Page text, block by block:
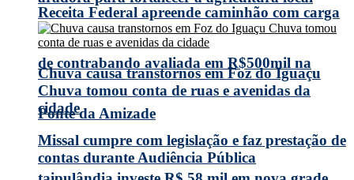
Receita Federal apreende caminhão com carga
de contrabando avaliada em R$500mil na
Ponte da Amizade
Chuva causa transtornos em Foz do Iguaçu
Chuva tomou conta de ruas e avenidas da
cidade
Missal cumpre com legislação e faz prestação de
contas durante Audiência Pública